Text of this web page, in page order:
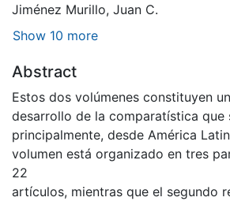
Jiménez Murillo, Juan C.
Show 10 more
Abstract
Estos dos volúmenes constituyen
desarrollo de la comparatística que
principalmente, desde América
volumen está organizado en tres
22
artículos, mientras que el segundo